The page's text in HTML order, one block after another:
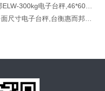
电子台秤,46*60台面尺寸电子称
台秤,台衡惠而邦ELW-600K电子台秤